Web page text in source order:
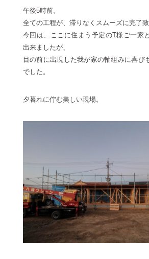
午後5時前。
全ての工程が、滞りなくスムーズに完了致
今回は、ここに住まう予定のT様ご一家
出来ましたが、
目の前に出現した我が家の軸組みに喜び
でした。
夕暮れに佇む美しい現場。